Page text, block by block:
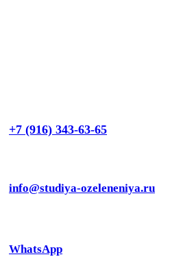
+7 (916) 343-63-65
info@studiya-ozeleneniya.ru
WhatsApp